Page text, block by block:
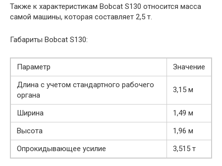
Также к характеристикам Bobcat S130 относится масса
самой машины, которая составляет 2,5 т.
Габариты Bobcat S130:
Параметр
Значение
Длина с учетом стандартного рабочего
органа
3,15 м
Ширина
1,49 м
Высота
1,96 м
Опрокидывающее усилие
3,515 т